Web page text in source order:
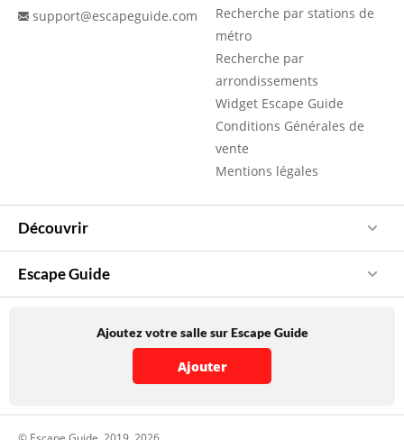
support@escapeguide.com
Recherche par stations de
métro
Recherche par
arrondissements
Widget Escape Guide
Conditions Générales de
vente
Mentions légales
Découvrir
Escape Guide
Ajoutez votre salle sur Escape Guide
Ajouter